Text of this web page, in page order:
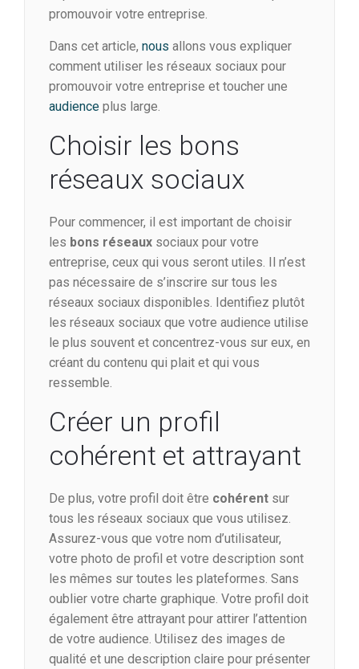
promouvoir votre entreprise.
Dans cet article, nous allons vous expliquer
comment utiliser les réseaux sociaux pour
promouvoir votre entreprise et toucher une
audience plus large.
Choisir les bons
réseaux sociaux
Pour commencer, il est important de choisir
les bons réseaux sociaux pour votre
entreprise, ceux qui vous seront utiles. Il n’est
pas nécessaire de s’inscrire sur tous les
réseaux sociaux disponibles. Identifiez plutôt
les réseaux sociaux que votre audience utilise
le plus souvent et concentrez-vous sur eux, en
créant du contenu qui plait et qui vous
ressemble.
Créer un profil
cohérent et attrayant
De plus, votre profil doit être cohérent sur
tous les réseaux sociaux que vous utilisez.
Assurez-vous que votre nom d’utilisateur,
votre photo de profil et votre description sont
les mêmes sur toutes les plateformes. Sans
oublier votre charte graphique. Votre profil doit
également être attrayant pour attirer l’attention
de votre audience. Utilisez des images de
qualité et une description claire pour présenter